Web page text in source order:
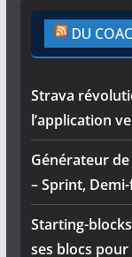
DU
Strava
l’application
Générateur
– Sprint,
Starting-
ses blocs